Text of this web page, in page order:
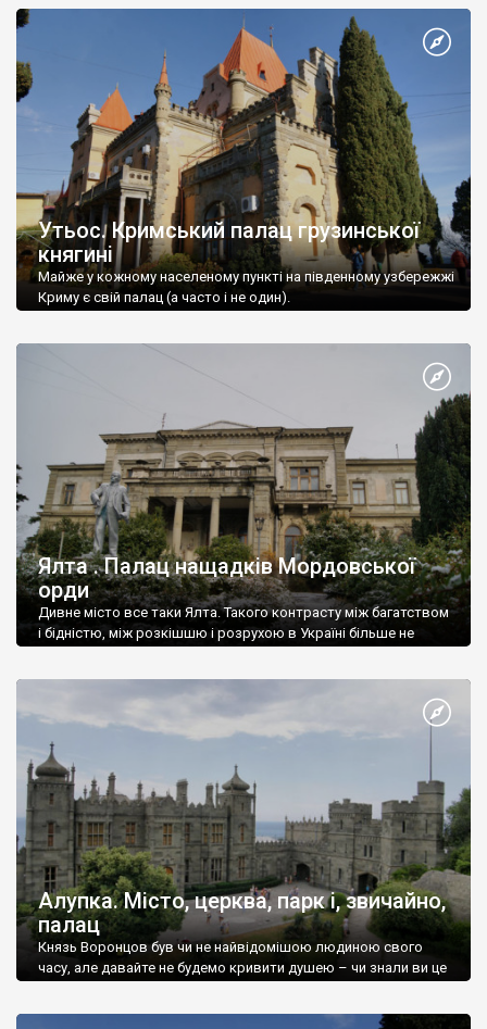
Утьос. Кримський палац грузинської
княгині
Майже у кожному населеному пункті на південному узбережжі
Криму є свій палац (а часто і не один).
Ялта . Палац нащадків Мордовської
орди
Дивне місто все таки Ялта. Такого контрасту між багатством
і бідністю, між розкішшю і розрухою в Україні більше не
Алупка. Місто, церква, парк і, звичайно,
палац
Князь Воронцов був чи не найвідомішою людиною свого
часу, але давайте не будемо кривити душею – чи знали ви це